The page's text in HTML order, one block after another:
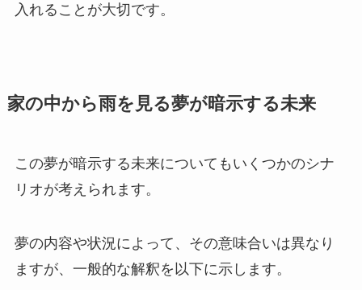
入れることが大切です。
家の中から雨を見る夢が暗示する未来
この夢が暗示する未来についてもいくつかのシナ
リオが考えられます。
夢の内容や状況によって、その意味合いは異なり
ますが、一般的な解釈を以下に示します。